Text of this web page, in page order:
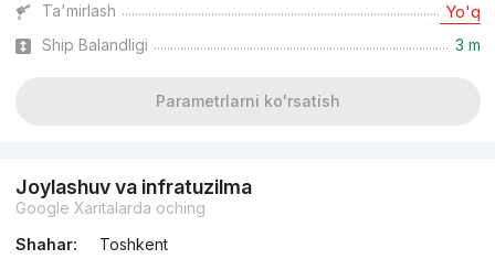
Ta'mirlash Yo'q
Ship Balandligi 3 m
Parametrlarni ko'rsatish
Joylashuv va infratuzilma
Google Xaritalarda oching
Shahar:
Toshkent